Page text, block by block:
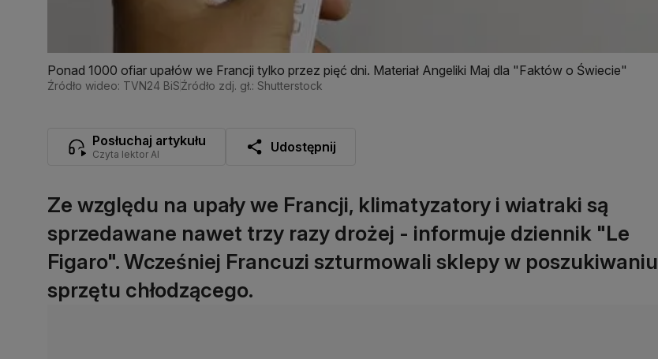
Ponad 1000 ofiar upałów we Francji tylko przez pięć dni. Materiał Angeliki Maj dla "Faktów o Świecie"
Źródło wideo: TVN24 BiSŹródło zdj. gł.: Shutterstock
Posłuchaj artykułu
Czyta lektor AI Udostępnij
Ze względu na upały we Francji, klimatyzatory i wiatraki są
sprzedawane nawet trzy razy drożej - informuje dziennik "Le
Figaro". Wcześniej Francuzi szturmowali sklepy w poszukiwaniu
sprzętu chłodzącego.